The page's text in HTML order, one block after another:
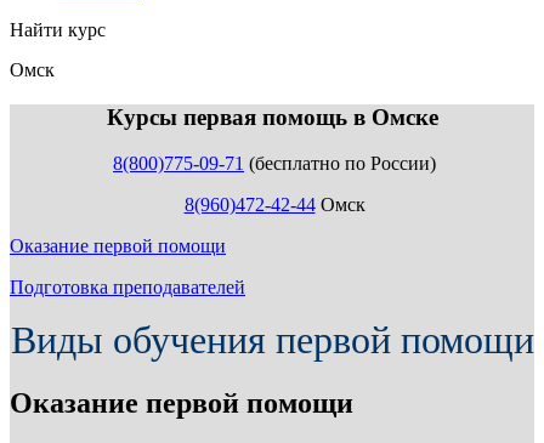
Найти курс
Омск
Курсы первая помощь в Омске
8(800)775-09-71 (бесплатно по России)
8(960)472-42-44Омск
Оказание первой помощи
Подготовка преподавателей
Виды обучения первой помощи
Оказание первой помощи